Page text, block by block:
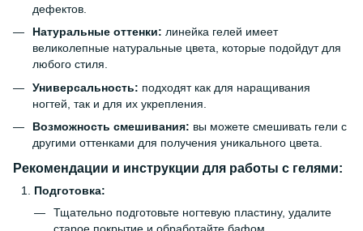
дефектов.
Натуральные оттенки: линейка гелей имеет
великолепные натуральные цвета, которые подойдут для
любого стиля.
Универсальность: подходят как для наращивания
ногтей, так и для их укрепления.
Возможность смешивания: вы можете смешивать гели с
другими оттенками для получения уникального цвета.
Рекомендации и инструкции для работы с гелями:
Подготовка:
Тщательно подготовьте ногтевую пластину, удалите
старое покрытие и обработайте бафом.